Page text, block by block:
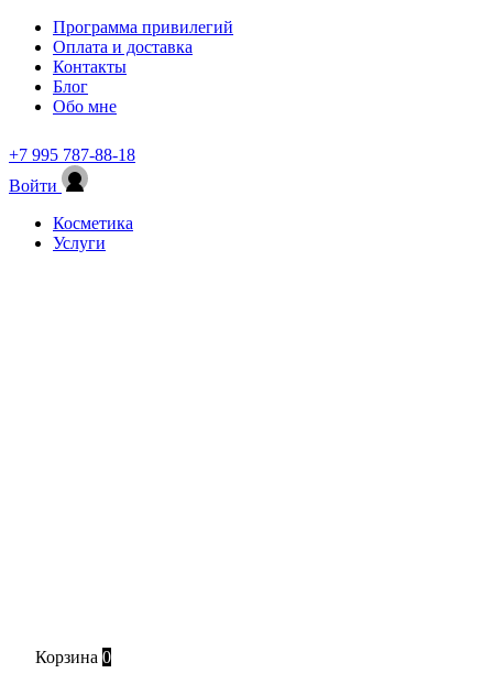
Программа привилегий
Оплата и доставка
Контакты
Блог
Обо мне
+7 995 787-88-18
Войти
Косметика
Услуги
Корзина 0